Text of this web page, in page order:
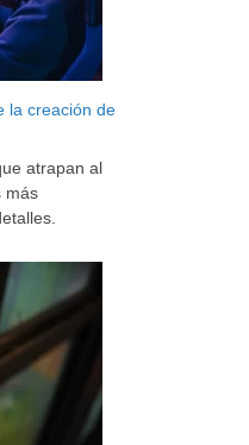
la creación de
atrapan al
más